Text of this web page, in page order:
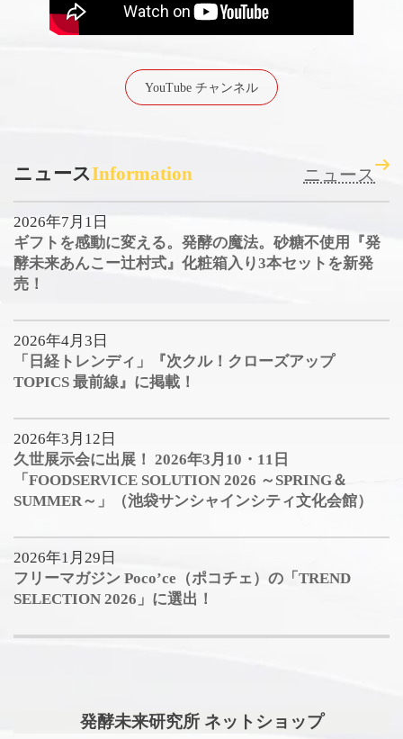
YouTube チャンネル
ニュースInformation ニュース
2026年7月1日
ギフトを感動に変える。発酵の魔法。砂糖不使用『発
酵未来あんこー辻村式』化粧箱入り3本セットを新発
売！
2026年4月3日
「日経トレンディ」『次クル！クローズアップ
TOPICS 最前線』に掲載！
2026年3月12日
久世展示会に出展！ 2026年3月10・11日
「FOODSERVICE SOLUTION 2026 ～SPRING＆
SUMMER～」（池袋サンシャインシティ文化会館）
2026年1月29日
フリーマガジン Poco’ce（ポコチェ）の「TREND
SELECTION 2026」に選出！
発酵未来研究所 ネットショップ